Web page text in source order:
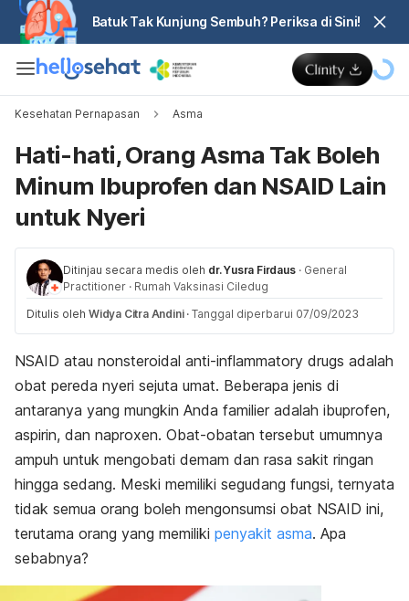
Batuk Tak Kunjung Sembuh? Periksa di Sini!
Kesehatan Pernapasan Asma
Hati-hati, Orang Asma Tak Boleh
Minum Ibuprofen dan NSAID Lain
untuk Nyeri
Ditinjau secara medis oleh dr. Yusra Firdaus · General
Practitioner · Rumah Vaksinasi Ciledug
Ditulis oleh Widya Citra Andini · Tanggal diperbarui 07/09/2023
NSAID atau nonsteroidal anti-inflammatory drugs adalah
obat pereda nyeri sejuta umat. Beberapa jenis di
antaranya yang mungkin Anda familier adalah ibuprofen,
aspirin, dan naproxen. Obat-obatan tersebut umumnya
ampuh untuk mengobati demam dan rasa sakit ringan
hingga sedang. Meski memiliki segudang fungsi, ternyata
tidak semua orang boleh mengonsumsi obat NSAID ini,
terutama orang yang memiliki penyakit asma. Apa
sebabnya?